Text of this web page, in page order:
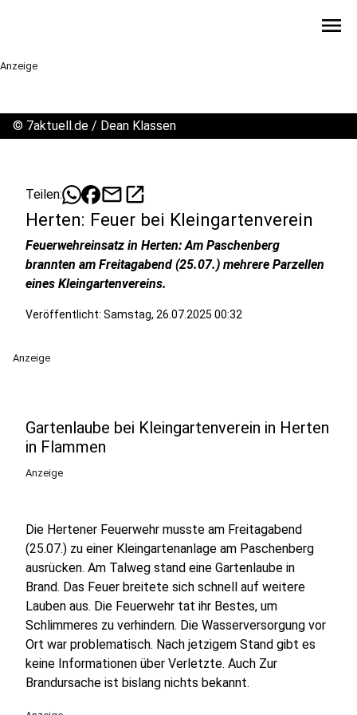
menu
Anzeige
© 7aktuell.de / Dean Klassen
Teilen: mailopen_in_new
Herten: Feuer bei Kleingartenverein
Feuerwehreinsatz in Herten: Am Paschenberg
brannten am Freitagabend (25.07.) mehrere Parzellen
eines Kleingartenvereins.
Veröffentlicht: Samstag, 26.07.2025 00:32
Anzeige
Gartenlaube bei Kleingartenverein in Herten
in Flammen
Anzeige
Die Hertener Feuerwehr musste am Freitagabend
(25.07.) zu einer Kleingartenanlage am Paschenberg
ausrücken. Am Talweg stand eine Gartenlaube in
Brand. Das Feuer breitete sich schnell auf weitere
Lauben aus. Die Feuerwehr tat ihr Bestes, um
Schlimmeres zu verhindern. Die Wasserversorgung vor
Ort war problematisch. Nach jetzigem Stand gibt es
keine Informationen über Verletzte. Auch Zur
Brandursache ist bislang nichts bekannt.